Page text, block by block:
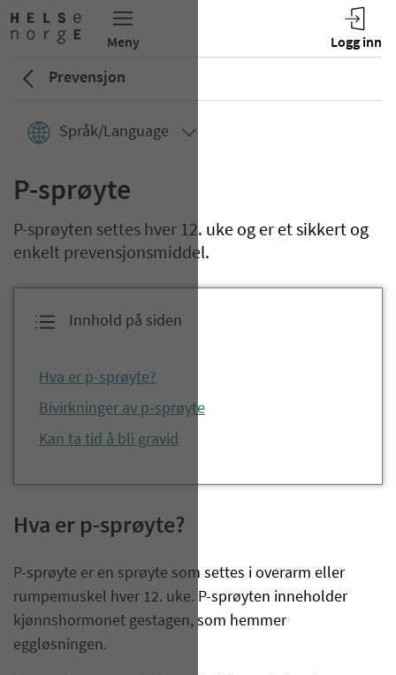
Prevensjon
Språk/Language
P-sprøyte
P-sprøyten settes hver 12. uke og er et sikkert og
enkelt prevensjonsmiddel.
Innhold på siden
Hva er p-sprøyte?
Bivirkninger av p-sprøyte
Kan ta tid å bli gravid
Hva er p-sprøyte?
P-sprøyte er en sprøyte som settes i overarm eller
rumpemuskel hver 12. uke. P-sprøyten inneholder
kjønnshormonet gestagen, som hemmer
eggløsningen.